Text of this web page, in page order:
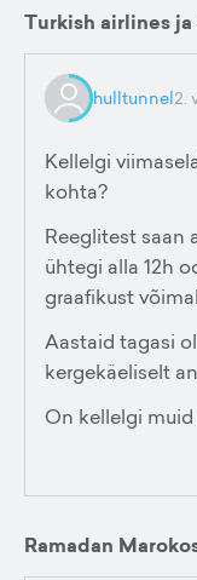
Turkish airlines
hulltunnel2.
Kellelgi
kohta?
Reeglitest saan
ühtegi alla 12h
graafikust
Aastaid tagasi
kergekäeliselt
On kellelgi
Ramadan